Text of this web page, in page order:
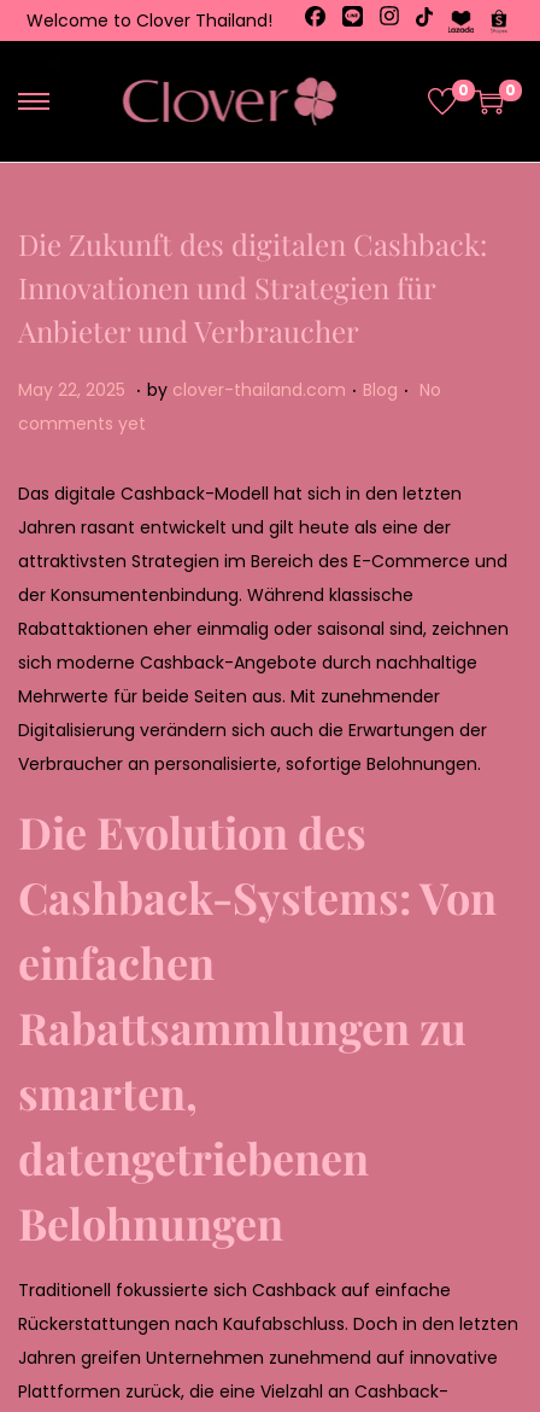
Welcome to Clover Thailand!
0 0
Die Zukunft des digitalen Cashback:
Innovationen und Strategien für
Anbieter und Verbraucher
Posted on
May 22, 2025 M
a
2
2
,
2
0
2
6
. by clover-thailand.com . Posted in
Blog . No
comments yet
Das digitale Cashback-Modell hat sich in den letzten
Jahren rasant entwickelt und gilt heute als eine der
attraktivsten Strategien im Bereich des E-Commerce und
der Konsumentenbindung. Während klassische
Rabattaktionen eher einmalig oder saisonal sind, zeichnen
sich moderne Cashback-Angebote durch nachhaltige
Mehrwerte für beide Seiten aus. Mit zunehmender
Digitalisierung verändern sich auch die Erwartungen der
Verbraucher an personalisierte, sofortige Belohnungen.
Die Evolution des
Cashback-Systems: Von
einfachen
Rabattsammlungen zu
smarten,
datengetriebenen
Belohnungen
Traditionell fokussierte sich Cashback auf einfache
Rückerstattungen nach Kaufabschluss. Doch in den letzten
Jahren greifen Unternehmen zunehmend auf innovative
Plattformen zurück, die eine Vielzahl an Cashback-